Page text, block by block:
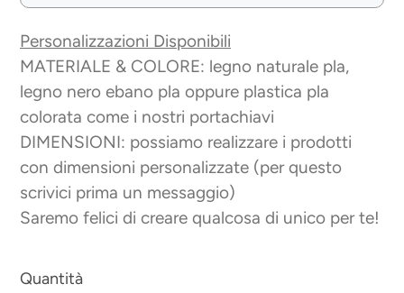
Personalizzazioni Disponibili
MATERIALE & COLORE: legno naturale pla,
legno nero ebano pla oppure plastica pla
colorata come i nostri portachiavi
DIMENSIONI: possiamo realizzare i prodotti
con dimensioni personalizzate (per questo
scrivici prima un messaggio)
Saremo felici di creare qualcosa di unico per te!
Quantità